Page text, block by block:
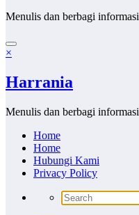
Menulis dan berbagi informasi
×
Harrania
Menulis dan berbagi informasi
Home
Home
Hubungi Kami
Privacy Policy